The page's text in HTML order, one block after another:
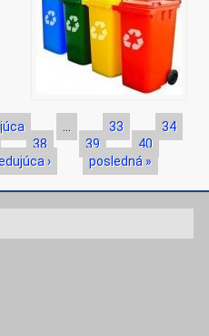
KOMUNÁLNEHO ODPADU ZA ROK 2021
… 33
34
38 39
40
› posledná »